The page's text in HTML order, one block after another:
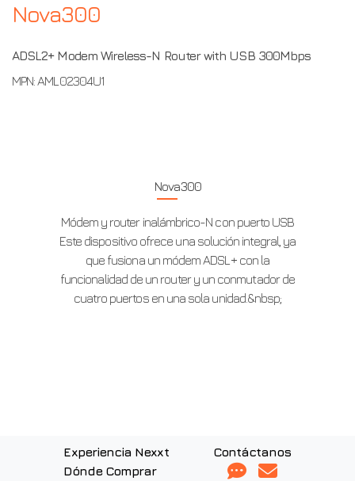
Nova300
ADSL2+ Modem Wireless-N Router with USB 300Mbps
MPN: AML02304U1
Nova300
Módem y router inalámbrico-N con puerto USB
Este dispositivo ofrece una solución integral, ya
que fusiona un módem ADSL+ con la
funcionalidad de un router y un conmutador de
cuatro puertos en una sola unidad.&nbsp;
Experiencia Nexxt
Dónde Comprar
Contáctanos